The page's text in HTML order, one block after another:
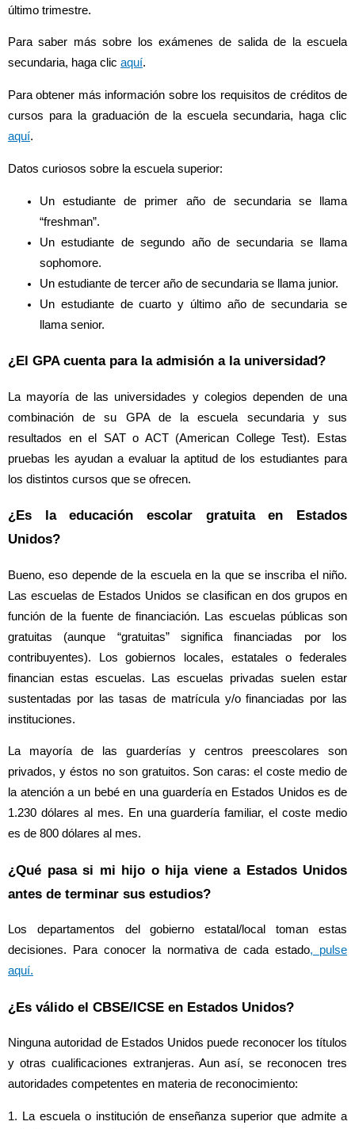
último trimestre.
Para saber más sobre los exámenes de salida de la escuela
secundaria, haga clic aquí.
Para obtener más información sobre los requisitos de créditos de
cursos para la graduación de la escuela secundaria, haga clic
aquí.
Datos curiosos sobre la escuela superior:
Un estudiante de primer año de secundaria se llama
“freshman”.
Un estudiante de segundo año de secundaria se llama
sophomore.
Un estudiante de tercer año de secundaria se llama junior.
Un estudiante de cuarto y último año de secundaria se
llama senior.
¿El GPA cuenta para la admisión a la universidad?
La mayoría de las universidades y colegios dependen de una
combinación de su GPA de la escuela secundaria y sus
resultados en el SAT o ACT (American College Test). Estas
pruebas les ayudan a evaluar la aptitud de los estudiantes para
los distintos cursos que se ofrecen.
¿Es la educación escolar gratuita en Estados
Unidos?
Bueno, eso depende de la escuela en la que se inscriba el niño.
Las escuelas de Estados Unidos se clasifican en dos grupos en
función de la fuente de financiación. Las escuelas públicas son
gratuitas (aunque “gratuitas” significa financiadas por los
contribuyentes). Los gobiernos locales, estatales o federales
financian estas escuelas. Las escuelas privadas suelen estar
sustentadas por las tasas de matrícula y/o financiadas por las
instituciones.
La mayoría de las guarderías y centros preescolares son
privados, y éstos no son gratuitos. Son caras: el coste medio de
la atención a un bebé en una guardería en Estados Unidos es de
1.230 dólares al mes. En una guardería familiar, el coste medio
es de 800 dólares al mes.
¿Qué pasa si mi hijo o hija viene a Estados Unidos
antes de terminar sus estudios?
Los departamentos del gobierno estatal/local toman estas
decisiones. Para conocer la normativa de cada estado, pulse
aquí.
¿Es válido el CBSE/ICSE en Estados Unidos?
Ninguna autoridad de Estados Unidos puede reconocer los títulos
y otras cualificaciones extranjeras. Aun así, se reconocen tres
autoridades competentes en materia de reconocimiento:
1. La escuela o institución de enseñanza superior que admite a